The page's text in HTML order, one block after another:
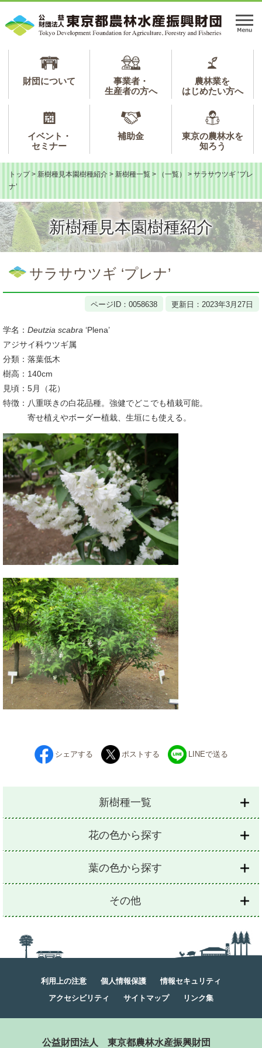
ジ
ュ
メ
財団について
事業者・
生産者の方へ
農林業を
はじめたい方へ
イベント・
セミナー
補助金
東京の農林水を
知ろう
トップ > 新樹種見本園樹種紹介 > 新樹種一覧 > （一覧） > サラサウツギ ‘プレ
ナ’
新樹種見本園樹種紹介
文
サラサウツギ ‘プレナ’
ページID：0058638 更新日：2023年3月27日
学名： Deutzia scabra ‘Plena’
アジサイ科ウツギ属
分類：落葉低木
樹高：140cm
見頃：5月（花）
特徴：八重咲きの白花品種。強健でどこでも植栽可能。
寄せ植えやボーダー植栽、生垣にも使える。
シェアする ポストする LINEで送る
新樹種一覧
花の色から探す
葉の色から探す
その他
利用上の注意 個人情報保護
情報セキュリティ
アクセシビリティ
サイトマップ リンク集
公益財団法人 東京都農林水産振興財団